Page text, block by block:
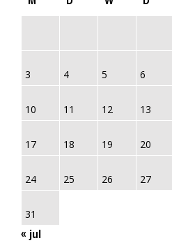
3 4 5 6
10 11 12 13
17 18 19 20
24 25 26 27
31
« jul